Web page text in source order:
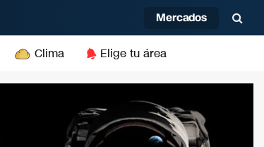
Mercados
Clima Elige tu área